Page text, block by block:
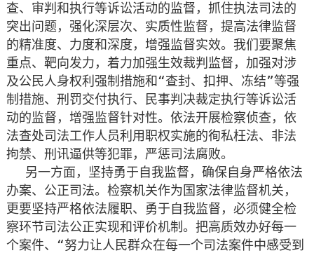
查、审判和执行等诉讼活动的监督，抓住执法司法的
突出问题，强化深层次、实质性监督，提高法律监督
的精准度、力度和深度，增强监督实效。我们要聚焦
重点、靶向发力，着力加强生效裁判监督，加强对涉
及公民人身权利强制措施和“查封、扣押、冻结”等强
制措施、刑罚交付执行、民事判决裁定执行等诉讼活
动的监督，增强监督针对性。依法开展检察侦查，依
法查处司法工作人员利用职权实施的徇私枉法、非法
拘禁、刑讯逼供等犯罪，严惩司法腐败。
另一方面，坚持勇于自我监督，确保自身严格依法
办案、公正司法。检察机关作为国家法律监督机关，
更要坚持严格依法履职、勇于自我监督，必须健全检
察环节司法公正实现和评价机制。把高质效办好每一
个案件、“努力让人民群众在每一个司法案件中感受到